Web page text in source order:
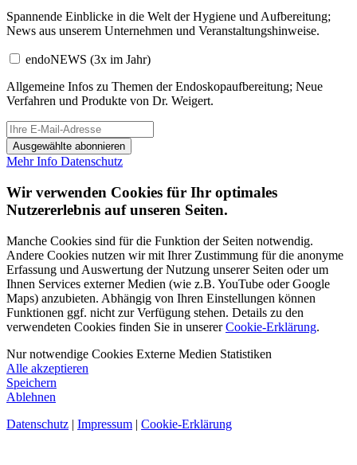
Spannende Einblicke in die Welt der Hygiene und Aufbereitung;
News aus unserem Unternehmen und Veranstaltungshinweise.
endoNEWS (3x im Jahr)
Allgemeine Infos zu Themen der Endoskopaufbereitung; Neue
Verfahren und Produkte von Dr. Weigert.
Ausgewählte abonnieren
Mehr Info Datenschutz
Wir verwenden Cookies für Ihr optimales
Nutzererlebnis auf unseren Seiten.
Manche Cookies sind für die Funktion der Seiten notwendig.
Andere Cookies nutzen wir mit Ihrer Zustimmung für die anonyme
Erfassung und Auswertung der Nutzung unserer Seiten oder um
Ihnen Services externer Medien (wie z.B. YouTube oder Google
Maps) anzubieten. Abhängig von Ihren Einstellungen können
Funktionen ggf. nicht zur Verfügung stehen. Details zu den
verwendeten Cookies finden Sie in unsererCookie-Erklärung.
Nur notwendige Cookies Externe Medien Statistiken
Alle akzeptieren
Speichern
Ablehnen
Datenschutz | Impressum | Cookie-Erklärung